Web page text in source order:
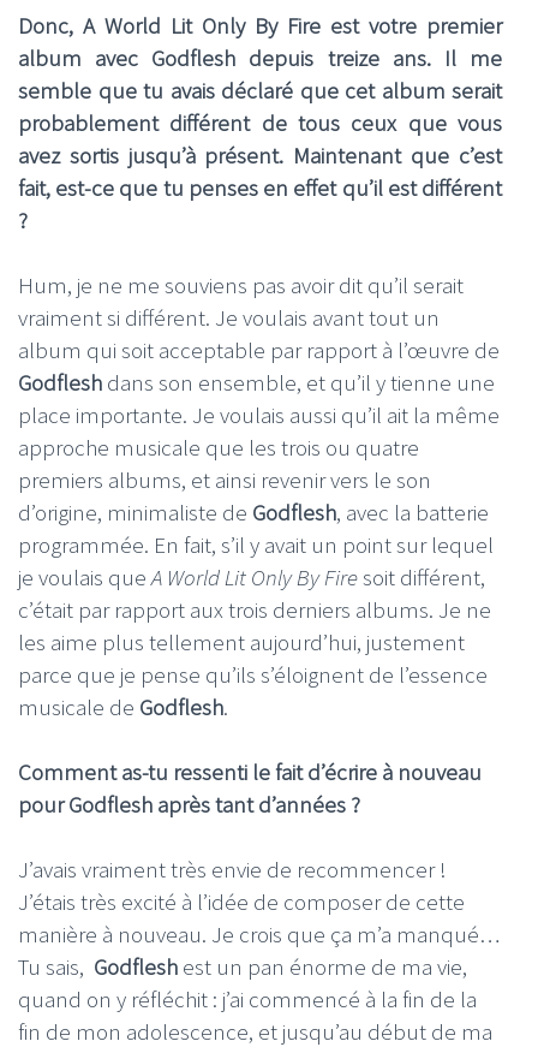
Donc, A World Lit Only By Fire est votre premier
album avec Godflesh depuis treize ans. Il me
semble que tu avais déclaré que cet album serait
probablement différent de tous ceux que vous
avez sortis jusqu’à présent. Maintenant que c’est
fait, est-ce que tu penses en effet qu’il est différent
?
Hum, je ne me souviens pas avoir dit qu’il serait
vraiment si différent. Je voulais avant tout un
album qui soit acceptable par rapport à l’œuvre de
Godflesh dans son ensemble, et qu’il y tienne une
place importante. Je voulais aussi qu’il ait la même
approche musicale que les trois ou quatre
premiers albums, et ainsi revenir vers le son
d’origine, minimaliste de Godflesh, avec la batterie
programmée. En fait, s’il y avait un point sur lequel
je voulais queA World Lit Only By Firesoit différent,
c’était par rapport aux trois derniers albums. Je ne
les aime plus tellement aujourd’hui, justement
parce que je pense qu’ils s’éloignent de l’essence
musicale de Godflesh.
Comment as-tu ressenti le fait d’écrire à nouveau
pour Godflesh après tant d’années ?
J’avais vraiment très envie de recommencer !
J’étais très excité à l’idée de composer de cette
manière à nouveau. Je crois que ça m’a manqué…
Tu sais, Godflesh est un pan énorme de ma vie,
quand on y réfléchit : j’ai commencé à la fin de la
fin de mon adolescence, et jusqu’au début de ma